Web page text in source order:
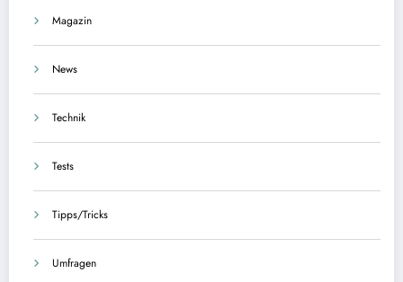
Magazin
News
Technik
Tests
Tipps/Tricks
Umfragen